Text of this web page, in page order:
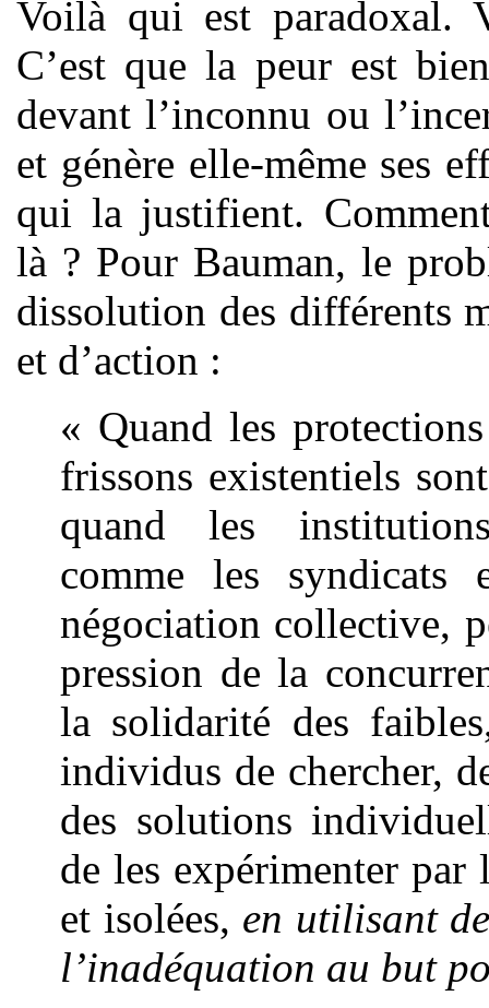
Voilà qui est paradoxal.
C’est que la peur est
devant l’inconnu ou
et génère elle-même ses
qui la justifient.
là ? Pour Bauman, le
dissolution des différents
et d’action :
« Quand les
frissons existentiels
quand les
comme les syndicats
négociation collective,
pression de la
la solidarité des
individus de chercher,
des solutions
de les expérimenter
et isolées, en utilisant
l’inadéquation au but